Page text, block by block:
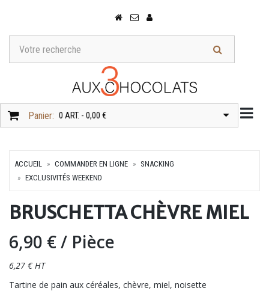
Panier: 0 ART. - 0,00 €
ACCUEIL COMMANDER EN LIGNE
SNACKING
EXCLUSIVITÉS WEEKEND
BRUSCHETTA CHÈVRE MIEL
6,90 €/ Pièce
6,27 € HT
Tartine de pain aux céréales, chèvre, miel, noisette